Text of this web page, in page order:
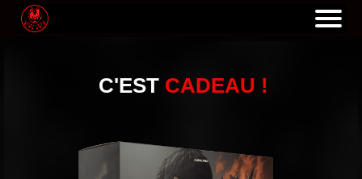
C'EST CADEAU !